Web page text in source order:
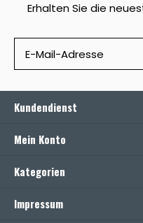
Erhalten Sie die
Kundendienst
Mein Konto
Kategorien
Impressum